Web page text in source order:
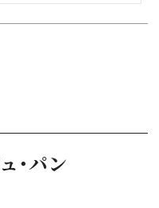
・パン